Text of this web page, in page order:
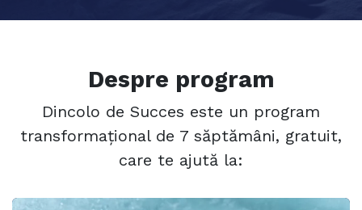
Despre program
Dincolo de Succes este un program
transformațional de 7 săp​tămâni, gratuit,
care te ajută la: